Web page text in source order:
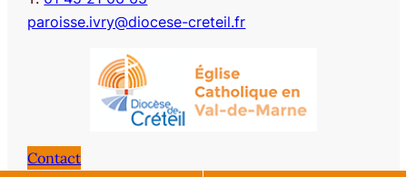
paroisse.ivry@diocese-creteil.fr
Contact